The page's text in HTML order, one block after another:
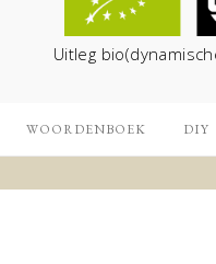
Uitleg
WOORDENBOEK DIY